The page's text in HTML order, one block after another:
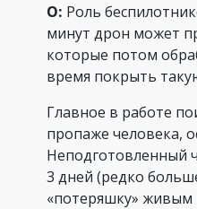
О: Роль
минут дрон может
которые потом
время покрыть
Главное в работе
пропаже человека,
Неподготовленный
3 дней (редко
«потеряшку»